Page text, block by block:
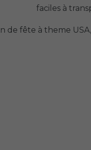
faciles à
de fête à theme